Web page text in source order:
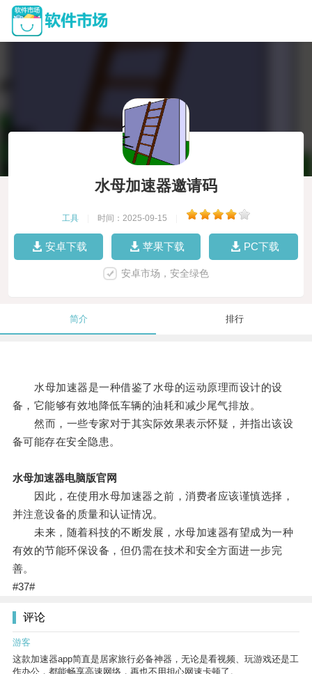
水母加速器邀请码
工具 时间：2025-09-15
安卓下载 苹果下载 PC下载
安卓市场，安全绿色
简介 排行
水母加速器是一种借鉴了水母的运动原理而设计的设
备，它能够有效地降低车辆的油耗和减少尾气排放。
然而，一些专家对于其实际效果表示怀疑，并指出该设
备可能存在安全隐患。
水母加速器电脑版官网
因此，在使用水母加速器之前，消费者应该谨慎选择，
并注意设备的质量和认证情况。
未来，随着科技的不断发展，水母加速器有望成为一种
有效的节能环保设备，但仍需在技术和安全方面进一步完
善。
#37#
评论
游客
这款加速器app简直是居家旅行必备神器，无论是看视频、玩游戏还是工
作办公，都能畅享高速网络，再也不用担心网速卡顿了。